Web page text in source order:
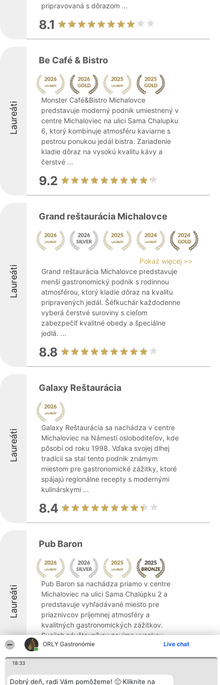
ORLY Gastronómie Live chat
18:33
Dobrý deň, radi Vám pomôžeme! 🙂 Kliknite na
pripravovaná s dôrazom ...
8.1
Laureáti
Be Café & Bistro
Monster Café&Bistro Michalovce
predstavuje moderný podnik umiestnený v
centre Michaloviec na ulici Sama Chalupku
6, ktorý kombinuje atmosféru kaviarne s
pestrou ponukou jedál bistra. Zariadenie
kladie dôraz na vysokú kvalitu kávy a
čerstvé ...
9.2
Laureáti
Grand reštaurácia Michalovce
Pokaż więcej >>
Grand reštaurácia Michalovce predstavuje
menší gastronomický podnik s rodinnou
atmosférou, ktorý kladie dôraz na kvalitu
pripravených jedál. Šéfkuchár každodenne
vyberá čerstvé suroviny s cieľom
zabezpečiť kvalitné obedy a špeciálne
jedlá. ...
8.8
Laureáti
Galaxy Reštaurácia
Galaxy Reštaurácia sa nachádza v centre
Michaloviec na Námestí osloboditeľov, kde
pôsobí od roku 1998. Vďaka svojej dlhej
tradícii sa stal tento podnik známym
miestom pre gastronomické zážitky, ktoré
spájajú regionálne recepty s modernými
kulinárskymi ...
8.4
Laureáti
Pub Baron
Pub Baron sa nachádza priamo v centre
Michaloviec na ulici Sama Chalúpku 2 a
predstavuje vyhľadávané miesto pre
priaznivcov príjemnej atmosféry a
kvalitných gastronomických zážitkov.
Svojich návštevníkov zaujme vysokou
úrovňou služieb a priateľským ...